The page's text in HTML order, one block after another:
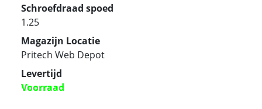
Schroefdraad spoed
1.25
Magazijn Locatie
Pritech Web Depot
Levertijd
Voorraad